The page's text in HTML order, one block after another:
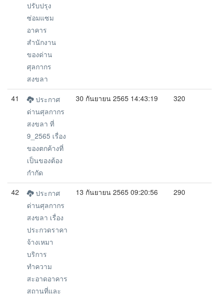
ปรับปรุง
ซ่อมแซม
อาคาร
สำนักงาน
ของด่าน
ศุลกากร
สงขลา
41
ประกาศ
ด่านศุลกากร
สงขลา ที่
9_2565 เรื่อง
ของตกค้างที่
เป็นของต้อง
กำกัด
30 กันยายน 2565 14:43:19 320
42
ประกาศ
ด่านศุลกากร
สงขลา เรื่อง
ประกวดราคา
จ้างเหมา
บริการ
ทำความ
สะอาดอาคาร
สถานที่และ
13 กันยายน 2565 09:20:56 290